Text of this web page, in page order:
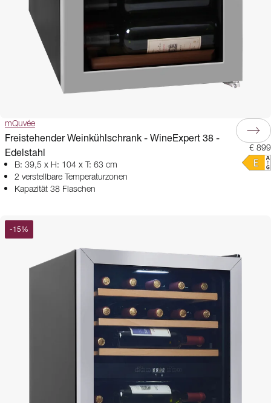
mQuvée
Freistehender Weinkühlschrank - WineExpert 38 -
Edelstahl
B: 39,5 x H: 104 x T: 63 cm
2 verstellbare Temperaturzonen
Kapazität 38 Flaschen
€ 899
-15%